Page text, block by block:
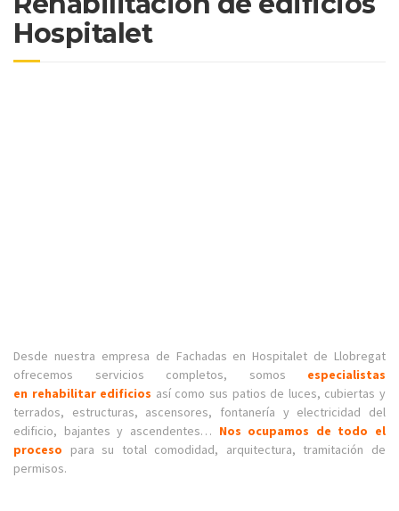
Hospitalet
Desde nuestra empresa de Fachadas en Hospitalet de Llobregat
ofrecemos servicios completos, somos especialistas
en rehabilitar edificios así como sus patios de luces, cubiertas y
terrados, estructuras, ascensores, fontanería y electricidad del
edificio, bajantes y ascendentes… Nos ocupamos de todo el
proceso para su total comodidad, arquitectura, tramitación de
permisos.